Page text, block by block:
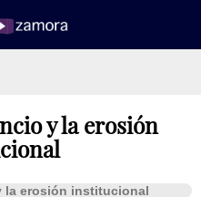
y la erosión